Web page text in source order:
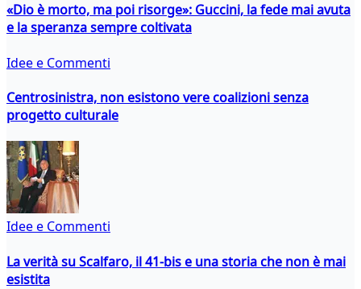
«Dio è morto, ma poi risorge»: Guccini, la fede mai avuta
e la speranza sempre coltivata
Idee e Commenti
Centrosinistra, non esistono vere coalizioni senza
progetto culturale
Idee e Commenti
La verità su Scalfaro, il 41-bis e una storia che non è mai
esistita